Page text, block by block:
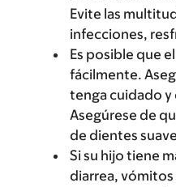
Evite las
infecciones,
Es posible que
fácilmente.
tenga cuidado y
Asegúrese de
de dientes
Si su hijo tiene
diarrea,